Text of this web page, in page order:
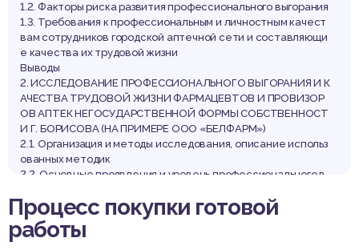
1.2. Факторы риска развития профессионального выгорания
1.3. Требования к профессиональным и личностным качест
вам сотрудников городской аптечной сети и составляющи
е качества их трудовой жизни
Выводы
2. ИССЛЕДОВАНИЕ ПРОФЕССИОНАЛЬНОГО ВЫГОРАНИЯ И К
АЧЕСТВА ТРУДОВОЙ ЖИЗНИ ФАРМАЦЕВТОВ И ПРОВИЗОР
ОВ АПТЕК НЕГОСУДАРСТВЕННОЙ ФОРМЫ СОБСТВЕННОСТ
И Г. БОРИСОВА (НА ПРИМЕРЕ ООО «БЕЛФАРМ»)
2.1. Организация и методы исследования, описание использ
ованных методик
2.2. Основные проявления и уровень профессионального в
ети негосударственной формы собственности
2.3 Удовлетворенность жизнью медицинских работников а
птек, входящих в состав ООО «Белфарм»
Процесс покупки готовой
работы